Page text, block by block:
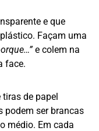
e que
Façam uma
e colem na
face.
de papel
podem ser brancas
médio. Em cada